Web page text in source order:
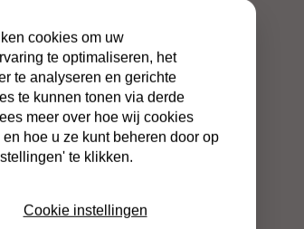
cookies om uw
te optimaliseren, het
te analyseren en gerichte
te kunnen tonen via derde
meer over hoe wij cookies
hoe u ze kunt beheren door op
te klikken.
Cookie instellingen